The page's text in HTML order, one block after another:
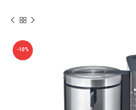
-10%